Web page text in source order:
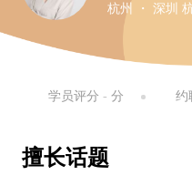
杭州 ・ 深圳
学员评分 - 分 约
擅长话题